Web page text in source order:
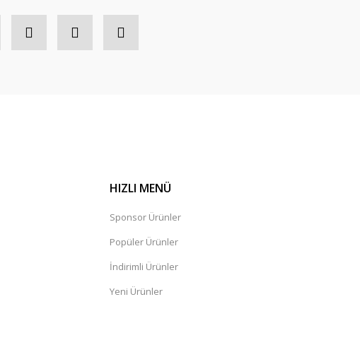
HIZLI MENÜ
Sponsor Ürünler
Popüler Ürünler
İndirimli Ürünler
Yeni Ürünler